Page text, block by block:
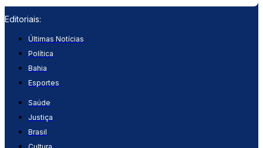
Editoriais:
Últimas Notícias
Política
Bahia
Esportes
Saúde
Justiça
Brasil